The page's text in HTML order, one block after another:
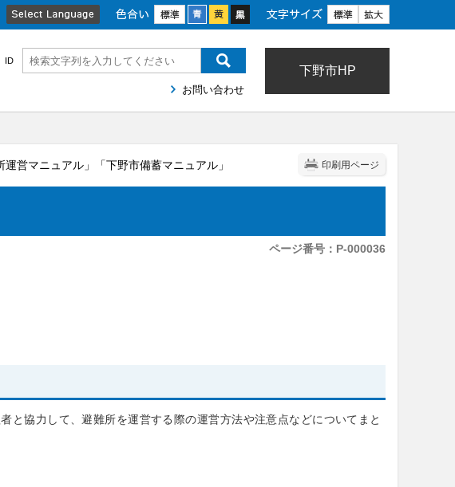
色合い 文字サイズ
下野市HP
お問い合わせ
ID
印刷用ページ
営マニュアル」「下野市備蓄マニュアル」
ページ番号：P-000036
と協力して、避難所を運営する際の運営方法や注意点などについてまと